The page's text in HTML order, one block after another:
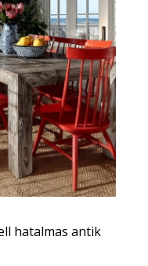
hatalmas antik